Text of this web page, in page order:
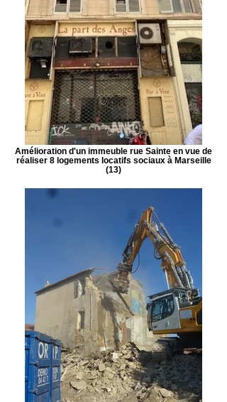
Amélioration d'un immeuble rue Sainte en vue de
réaliser 8 logements locatifs sociaux à Marseille
(13)